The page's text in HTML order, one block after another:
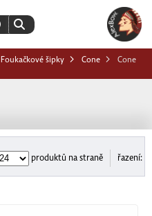
Foukačkové šipky Cone Cone
produktů na straně řazení: